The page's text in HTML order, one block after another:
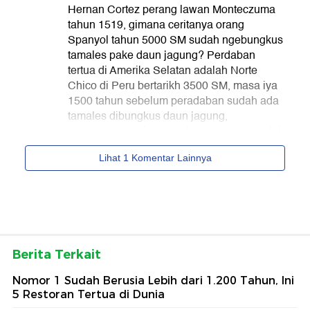
Berita Terkait
Nomor 1 Sudah Berusia Lebih dari 1.200 Tahun, Ini
5 Restoran Tertua di Dunia